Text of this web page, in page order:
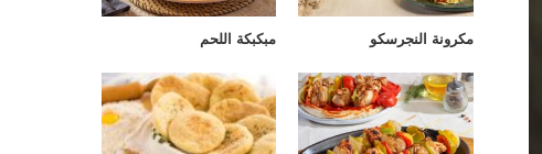
مكرونة النجرسكو مبكبكة اللحم